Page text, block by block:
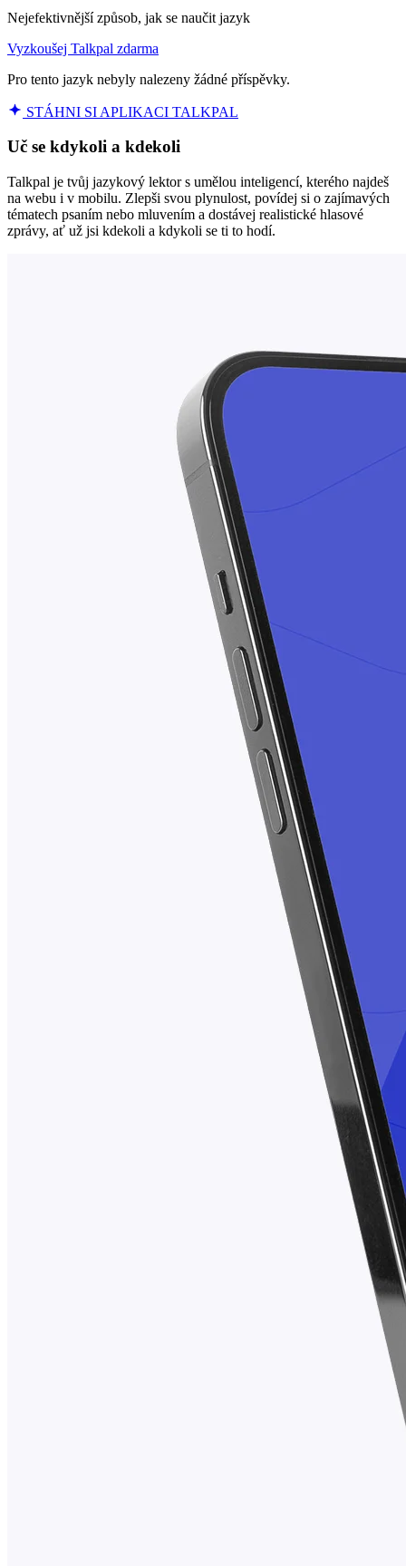
Nejefektivnější způsob, jak se naučit jazyk
Vyzkoušej Talkpal zdarma
Pro tento jazyk nebyly nalezeny žádné příspěvky.
STÁHNI SI APLIKACI TALKPAL
Uč se kdykoli a kdekoli
Talkpal je tvůj jazykový lektor s umělou inteligencí, kterého najdeš
na webu i v mobilu. Zlepši svou plynulost, povídej si o zajímavých
tématech psaním nebo mluvením a dostávej realistické hlasové
zprávy, ať už jsi kdekoli a kdykoli se ti to hodí.